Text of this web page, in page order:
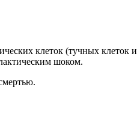
клеток (тучных клеток
шоком.